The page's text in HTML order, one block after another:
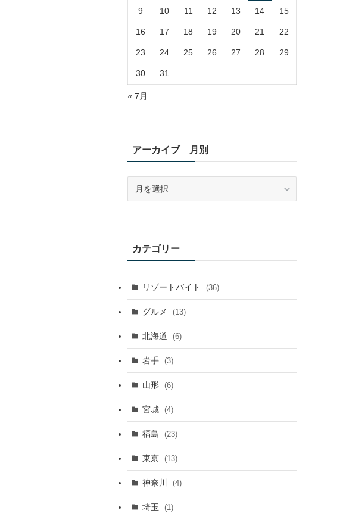
9 10 11 12 13 14 15
16 17 18 19 20 21 22
23 24 25 26 27 28 29
30 31
« 7月
アーカイブ 月別
月
別
カテゴリー
リゾートバイト (36)
グルメ (13)
北海道 (6)
岩手 (3)
山形 (6)
宮城 (4)
福島 (23)
東京 (13)
神奈川 (4)
埼玉 (1)